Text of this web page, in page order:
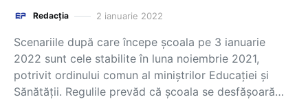
Redacția 2 ianuarie 2022
Scenariile după care începe școala pe 3 ianuarie
2022 sunt cele stabilite în luna noiembrie 2021,
potrivit ordinului comun al miniștrilor Educației și
Sănătății. Regulile prevăd că școala se desfășoară…